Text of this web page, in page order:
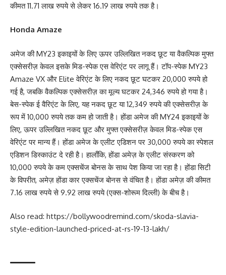
कीमत 11.71 लाख रुपये से लेकर 16.19 लाख रुपये तक है।
Honda Amaze
अमेज की MY23 इकाइयों के लिए ऊपर उल्लिखित नकद छूट या वैकल्पिक मुफ्त
एक्सेसरीज़ केवल इसके मिड-स्पेक एस वेरिएंट पर लागू हैं। टॉप-स्पेक MY23
Amaze VX और Elite वेरिएंट के लिए नकद छूट घटकर 20,000 रुपये हो
गई है, जबकि वैकल्पिक एक्सेसरीज़ का मूल्य घटकर 24,346 रुपये हो गया है।
बेस-स्पेक ई वैरिएंट के लिए, यह नकद छूट या 12,349 रुपये की एक्सेसरीज़ के
रूप में 10,000 रुपये तक कम हो जाती है। होंडा अमेज की MY24 इकाइयों के
लिए, ऊपर उल्लिखित नकद छूट और मुफ्त एक्सेसरीज़ केवल मिड-स्पेक एस
वेरिएंट पर मान्य हैं। होंडा अमेज के एलीट एडिशन पर 30,000 रुपये का स्पेशल
एडिशन डिस्काउंट दे रही है। हालाँकि, होंडा अमेज़ के एलीट संस्करण को
10,000 रुपये के कम एक्सचेंज बोनस के साथ पेश किया जा रहा है। होंडा सिटी
के विपरीत, अमेज़ होंडा कार एक्सचेंज बोनस से वंचित है। होंडा अमेज़ की कीमत
7.16 लाख रुपये से 9.92 लाख रुपये (एक्स-शोरूम दिल्ली) के बीच है।
Also read: https://bollywoodremind.com/skoda-slavia-
style-edition-launched-priced-at-rs-19-13-lakh/